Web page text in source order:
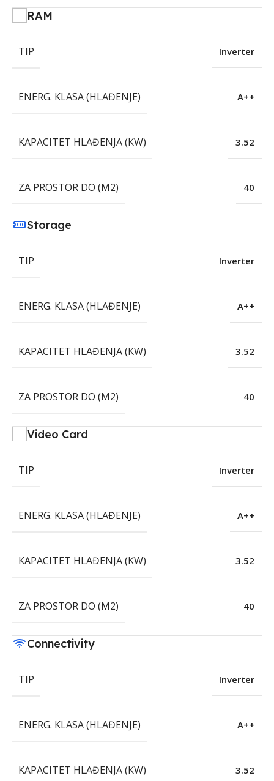
RAM
TIP Inverter
ENERG. KLASA (HLAĐENJE) A++
KAPACITET HLAĐENJA (KW) 3.52
ZA PROSTOR DO (M2) 40
Storage
TIP Inverter
ENERG. KLASA (HLAĐENJE) A++
KAPACITET HLAĐENJA (KW) 3.52
ZA PROSTOR DO (M2) 40
Video Card
TIP Inverter
ENERG. KLASA (HLAĐENJE) A++
KAPACITET HLAĐENJA (KW) 3.52
ZA PROSTOR DO (M2) 40
Connectivity
TIP Inverter
ENERG. KLASA (HLAĐENJE) A++
KAPACITET HLAĐENJA (KW) 3.52